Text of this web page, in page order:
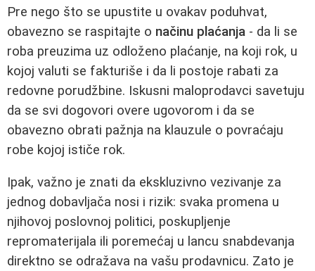
Pre nego što se upustite u ovakav poduhvat,
obavezno se raspitajte o načinu plaćanja - da li se
roba preuzima uz odloženo plaćanje, na koji rok, u
kojoj valuti se fakturiše i da li postoje rabati za
redovne porudžbine. Iskusni maloprodavci savetuju
da se svi dogovori overe ugovorom i da se
obavezno obrati pažnja na klauzule o povraćaju
robe kojoj ističe rok.
Ipak, važno je znati da ekskluzivno vezivanje za
jednog dobavljača nosi i rizik: svaka promena u
njihovoj poslovnoj politici, poskupljenje
repromaterijala ili poremećaj u lancu snabdevanja
direktno se odražava na vašu prodavnicu. Zato je